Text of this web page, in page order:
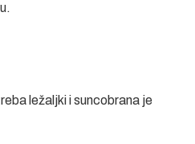
ležaljki i suncobrana je